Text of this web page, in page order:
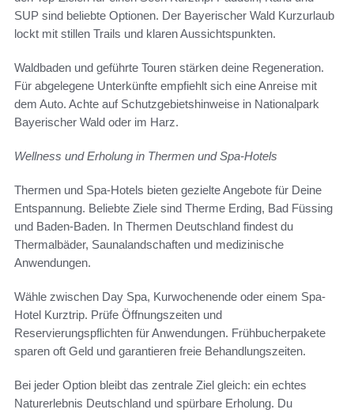
SUP sind beliebte Optionen. Der Bayerischer Wald Kurzurlaub
lockt mit stillen Trails und klaren Aussichtspunkten.
Waldbaden und geführte Touren stärken deine Regeneration.
Für abgelegene Unterkünfte empfiehlt sich eine Anreise mit
dem Auto. Achte auf Schutzgebietshinweise in Nationalpark
Bayerischer Wald oder im Harz.
Wellness und Erholung in Thermen und Spa-Hotels
Thermen und Spa-Hotels bieten gezielte Angebote für Deine
Entspannung. Beliebte Ziele sind Therme Erding, Bad Füssing
und Baden-Baden. In Thermen Deutschland findest du
Thermalbäder, Saunalandschaften und medizinische
Anwendungen.
Wähle zwischen Day Spa, Kurwochenende oder einem Spa-
Hotel Kurztrip. Prüfe Öffnungszeiten und
Reservierungspflichten für Anwendungen. Frühbucherpakete
sparen oft Geld und garantieren freie Behandlungszeiten.
Bei jeder Option bleibt das zentrale Ziel gleich: ein echtes
Naturerlebnis Deutschland und spürbare Erholung. Du